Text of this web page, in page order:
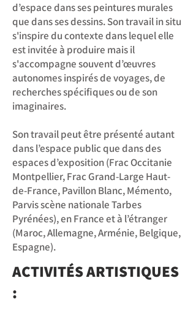
d’espace dans ses peintures murales
que dans ses dessins. Son travail in situ
s'inspire du contexte dans lequel elle
est invitée à produire mais il
s'accompagne souvent d’œuvres
autonomes inspirés de voyages, de
recherches spécifiques ou de son
imaginaires.
Son travail peut être présenté autant
dans l’espace public que dans des
espaces d’exposition (Frac Occitanie
Montpellier, Frac Grand-Large Haut-
de-France, Pavillon Blanc, Mémento,
Parvis scène nationale Tarbes
Pyrénées), en France et à l’étranger
(Maroc, Allemagne, Arménie, Belgique,
Espagne).
ACTIVITÉS ARTISTIQUES
: